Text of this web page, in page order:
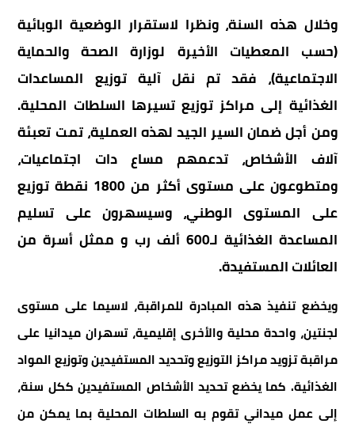
وخلال هذه السنة، ونظرا لاستقرار الوضعية الوبائية
(حسب المعطيات الأخيرة لوزارة الصحة والحماية
الاجتماعية)، فقد تم نقل آلية توزيع المساعدات
الغذائية إلى مراكز توزيع تسيرها السلطات المحلية.
ومن أجل ضمان السير الجيد لهذه العملية، تمت تعبئة
آلاف الأشخاص، تدعمهم مساع دات اجتماعيات،
ومتطوعون على مستوى أكثر من 1800 نقطة توزيع
على المستوى الوطني، وسيسهرون على تسليم
المساعدة الغذائية لـ600 ألف رب و ممثل أسرة من
العائلات المستفيدة.
ويخضع تنفيذ هذه المبادرة للمراقبة، لاسيما على مستوى
لجنتين، واحدة محلية والأخرى إقليمية، تسهران ميدانيا على
مراقبة تزويد مراكز التوزيع وتحديد المستفيدين وتوزيع المواد
الغذائية. كما يخضع تحديد الأشخاص المستفيدين ككل سنة،
إلى عمل ميداني تقوم به السلطات المحلية بما يمكن من